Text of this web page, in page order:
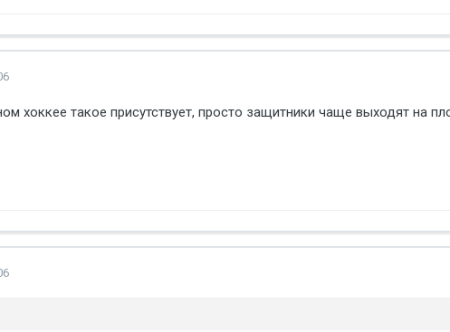
хоккее такое присутствует, просто защитники чаще выходят на